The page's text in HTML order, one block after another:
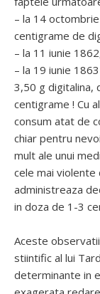
– la 14
centigrame de
– la 11 iunie
– la 19 iunie
3,50 g digitalina,
centigrame ! Cu
consum atat de
chiar pentru
mult ale unui
cele mai violente
administreaza
in doza de 1-3
Aceste
stiintific al lui
determinante in